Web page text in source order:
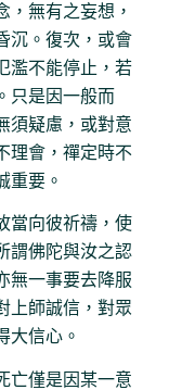
，無有之妄想，
沉。復次，或會
濫不能停止，若
只是因一般而
須疑慮，或對意
理會，禪定時不
重要。
當向彼祈禱，使
謂佛陀與汝之認
無一事要去降服
上師誠信，對眾
大信心。
亡僅是因某一意